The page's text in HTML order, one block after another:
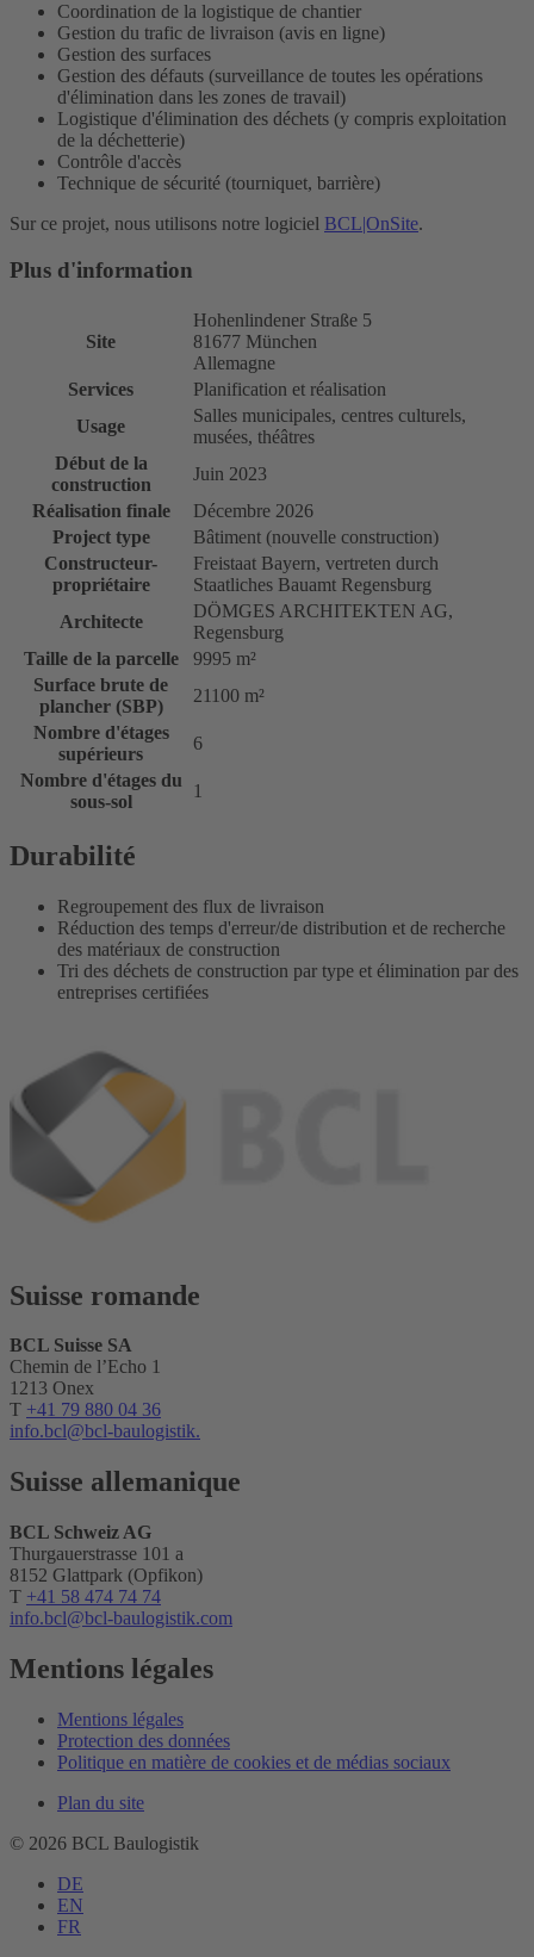
Coordination de la logistique de chantier
Gestion du trafic de livraison (avis en ligne)
Gestion des surfaces
Gestion des défauts (surveillance de toutes les opérations
d'élimination dans les zones de travail)
Logistique d'élimination des déchets (y compris exploitation
de la déchetterie)
Contrôle d'accès
Technique de sécurité (tourniquet, barrière)
Sur ce projet, nous utilisons notre logiciel BCL|OnSite.
Plus d'information
Site
Hohenlindener Straße 5
81677 München
Allemagne
Services
Planification et réalisation
Usage
Salles municipales, centres culturels,
musées, théâtres
Début de la
construction
Juin 2023
Réalisation finale
Décembre 2026
Project type
Bâtiment (nouvelle construction)
Constructeur-
propriétaire
Freistaat Bayern, vertreten durch
Staatliches Bauamt Regensburg
Architecte
DÖMGES ARCHITEKTEN AG,
Regensburg
Taille de la parcelle
9995 m²
Surface brute de
plancher (SBP)
21100 m²
Nombre d'étages
supérieurs
6
Nombre d'étages du
sous-sol
1
Durabilité
Regroupement des flux de livraison
Réduction des temps d'erreur/de distribution et de recherche
des matériaux de construction
Tri des déchets de construction par type et élimination par des
entreprises certifiées
Suisse romande
BCL Suisse SA
Chemin de l’Echo 1
1213 Onex
T +41 79 880 04 36
info.bcl@bcl-baulogistik.
Suisse allemanique
BCL Schweiz AG
Thurgauerstrasse 101 a
8152 Glattpark (Opfikon)
T +41 58 474 74 74
info.bcl@bcl-baulogistik.com
Mentions légales
Mentions légales
Protection des données
Politique en matière de cookies et de médias sociaux
Plan du site
© 2026 BCL Baulogistik
DE
EN
FR